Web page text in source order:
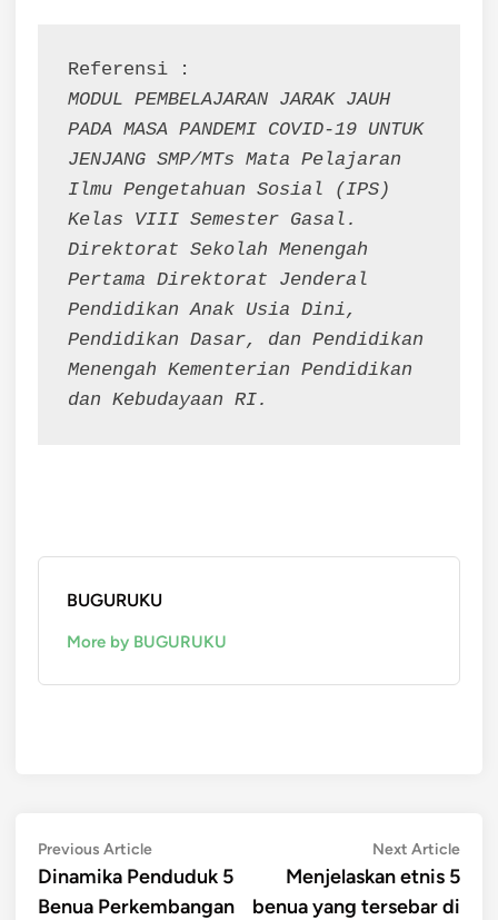
MODUL PEMBELAJARAN JARAK JAUH
PADA MASA PANDEMI COVID-19 UNTUK
JENJANG SMP/MTs Mata Pelajaran
Ilmu Pengetahuan Sosial (IPS)
Kelas VIII Semester Gasal.
Direktorat Sekolah Menengah
Pertama Direktorat Jenderal
Pendidikan Anak Usia Dini,
Pendidikan Dasar, dan Pendidikan
Menengah Kementerian Pendidikan
dan Kebudayaan RI.
BUGURUKU
More by BUGURUKU
Post
navigation
Previous ArticlePrevious
article:
Dinamika Penduduk 5
Benua Perkembangan
Next ArticleNext
Menjelaskan etnis 5
benua yang tersebar di